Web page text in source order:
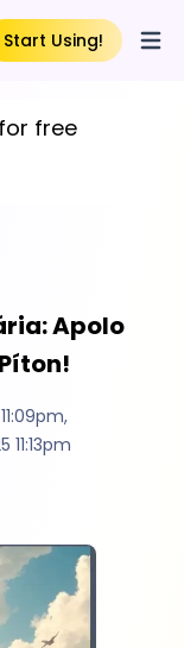
Start Using!
free
Apolo
,
11:13pm